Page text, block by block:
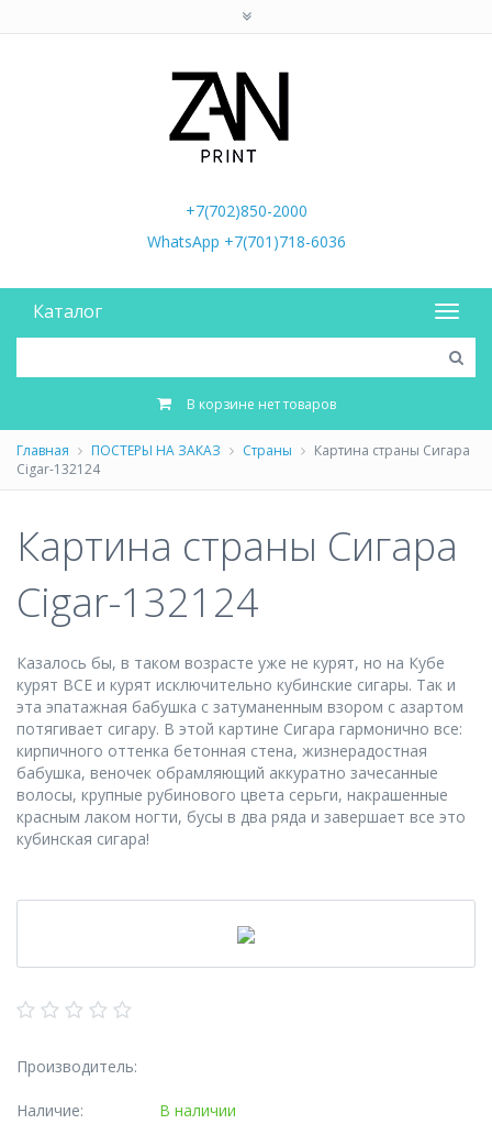
+7(702)850-2000
WhatsApp +7(701)718-6036
Каталог
В корзине нет товаров
Главная ПОСТЕРЫ НА ЗАКАЗ Страны
Картина страны Сигара
Cigar-132124
Картина страны Сигара
Cigar-132124
Казалось бы, в таком возрасте уже не курят, но на Кубе
курят ВСЕ и курят исключительно кубинские сигары. Так и
эта эпатажная бабушка с затуманенным взором с азартом
потягивает сигару. В этой картине Сигара гармонично все:
кирпичного оттенка бетонная стена, жизнерадостная
бабушка, веночек обрамляющий аккуратно зачесанные
волосы, крупные рубинового цвета серьги, накрашенные
красным лаком ногти, бусы в два ряда и завершает все это
кубинская сигара!
Производитель:
Наличие: В наличии